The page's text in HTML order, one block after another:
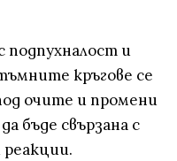
подпухналост и
кръгове се
очите и промени
бъде свързана с